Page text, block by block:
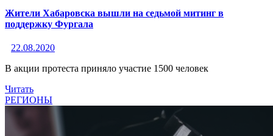
Жители Хабаровска вышли на седьмой митинг в
поддержку Фургала
22.08.2020
В акции протеста приняло участие 1500 человек
Читать
РЕГИОНЫ